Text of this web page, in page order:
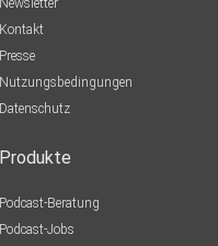
Newsletter
Kontakt
Presse
Nutzungsbedingungen
Datenschutz
Produkte
Podcast-Beratung
Podcast-Jobs